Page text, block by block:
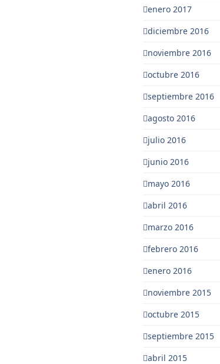
enero 2017
diciembre 2016
noviembre 2016
octubre 2016
septiembre 2016
agosto 2016
julio 2016
junio 2016
mayo 2016
abril 2016
marzo 2016
febrero 2016
enero 2016
noviembre 2015
octubre 2015
septiembre 2015
abril 2015